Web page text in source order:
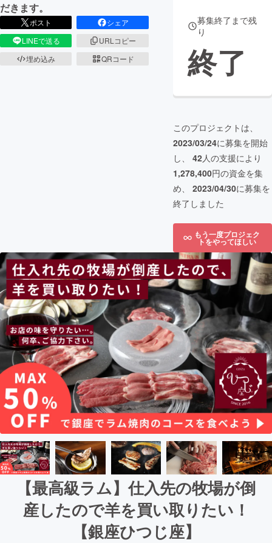
だきます。
ポスト
シェア
LINEで送る
URLコピー
埋め込み
QRコード
募集終了まで残
り
終了
このプロジェクトは、
2023/03/24に募集を開始
し、 42人の支援により
1,278,400円の資金を集
め、 2023/04/30に募集を
終了しました
もう一度プロジェク
トをやってほしい
【最高級ラム】仕入先の牧場が倒
産したので羊を買い取りたい！
【銀座ひつじ座】